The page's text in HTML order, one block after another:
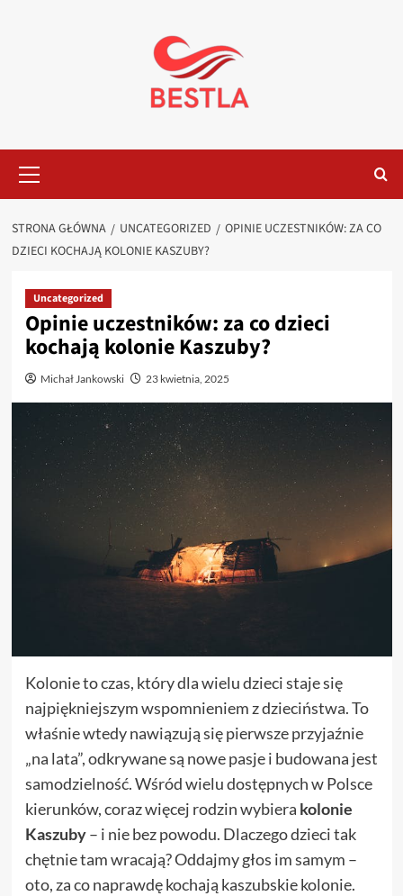
główne
STRONA GŁÓWNA UNCATEGORIZED
OPINIE UCZESTNIKÓW: ZA CO
DZIECI KOCHAJĄ KOLONIE KASZUBY?
Uncategorized
Opinie uczestników: za co dzieci
kochają kolonie Kaszuby?
Michał Jankowski 23 kwietnia, 2025
Kolonie to czas, który dla wielu dzieci staje się
najpiękniejszym wspomnieniem z dzieciństwa. To
właśnie wtedy nawiązują się pierwsze przyjaźnie
„na lata”, odkrywane są nowe pasje i budowana jest
samodzielność. Wśród wielu dostępnych w Polsce
kierunków, coraz więcej rodzin wybiera kolonie
Kaszuby– i nie bez powodu. Dlaczego dzieci tak
chętnie tam wracają? Oddajmy głos im samym –
oto, za co naprawdę kochają kaszubskie kolonie.